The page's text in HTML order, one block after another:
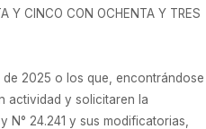
Y CINCO CON OCHENTA Y TRES
de 2025 o los que, encontrándose
actividad y solicitaren la
24.241 y sus modificatorias,